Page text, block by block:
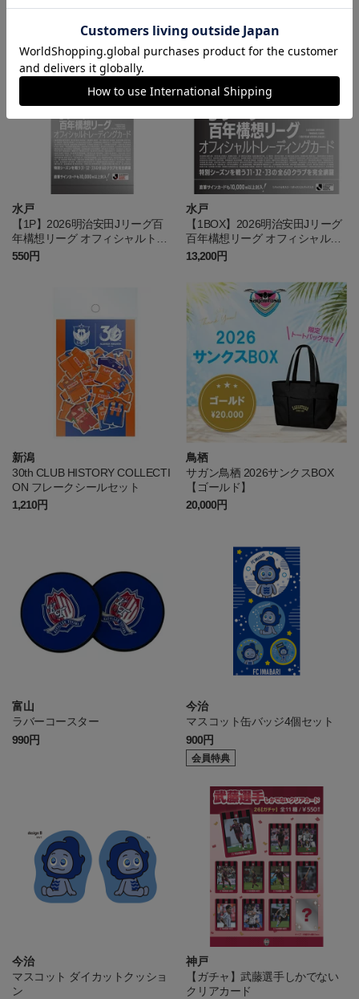
4,400円 1,980円
水戸
【1P】2026明治安田Jリーグ百
年構想リーグ オフィシャルトレ
ーディングカード
550円
水戸
【1BOX】2026明治安田Jリーグ
百年構想リーグ オフィシャルト
レーディングカード
13,200円
新潟
30th CLUB HISTORY COLLECTI
ON フレークシールセット
1,210円
鳥栖
サガン鳥栖 2026サンクスBOX
【ゴールド】
20,000円
富山
ラバーコースター
990円
今治
マスコット缶バッジ4個セット
900円
会員特典
今治
マスコット ダイカットクッショ
ン
神戸
【ガチャ】武藤選手しかでない
クリアカード